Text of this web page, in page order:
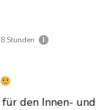
8 Stunden
den Innen- und